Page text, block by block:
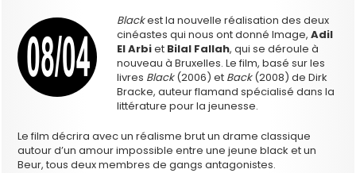
Blackest la nouvelle réalisation des deux
cinéastes qui nous ont donné Image,Adil
El Arbiet Bilal Fallah, qui se déroule à
nouveau à Bruxelles. Le film, basé sur les
livres Black(2006) et Back(2008) de Dirk
Bracke, auteur flamand spécialisé dans la
littérature pour la jeunesse.
Le film décrira avec un réalisme brut un drame classique
autour d’un amour impossible entre une jeune black et un
Beur, tous deux membres de gangs antagonistes.